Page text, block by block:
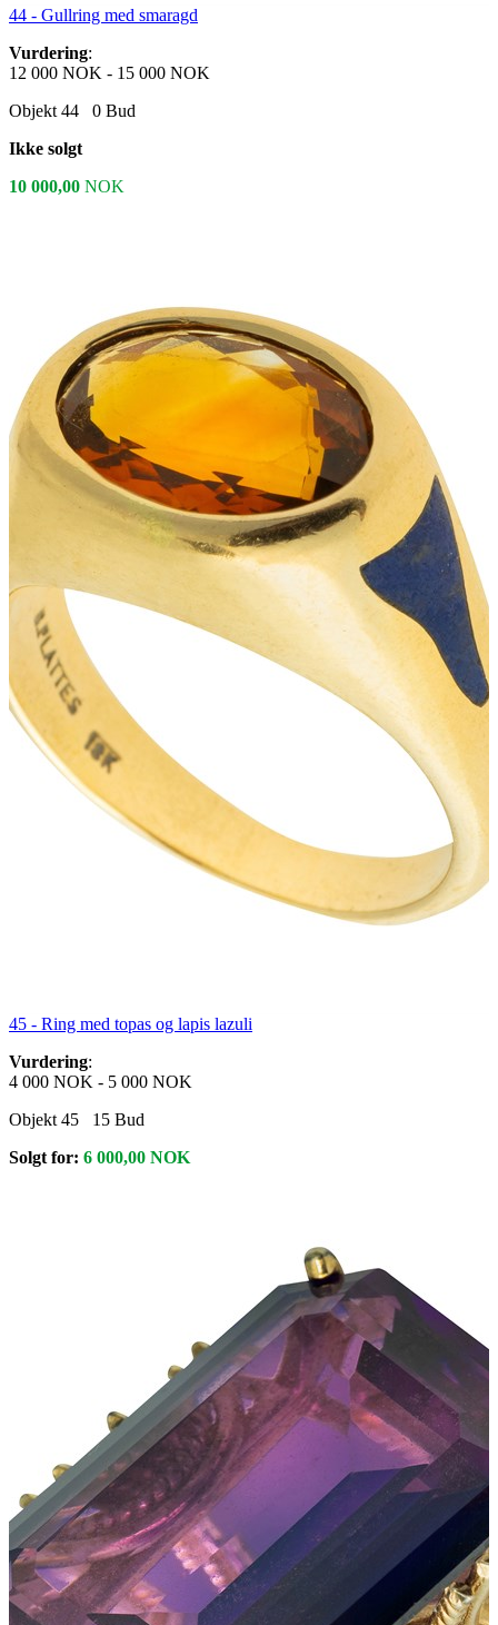
44 - Gullring med smaragd
Vurdering:
12 000 NOK - 15 000 NOK
Objekt 44
0 Bud
Ikke solgt
10 000,00 NOK
45 - Ring med topas og lapis lazuli
Vurdering:
4 000 NOK - 5 000 NOK
Objekt 45
15 Bud
Solgt for: 6 000,00 NOK